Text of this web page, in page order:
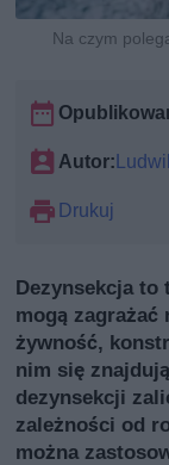
Na czym
Autor:
Drukuj
Dezynsekcja to
mogą
żywność,
nim się
dezynsekcji
zależności od
można